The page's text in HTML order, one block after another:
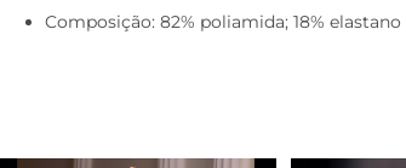
Composição: 82% poliamida; 18% elastano